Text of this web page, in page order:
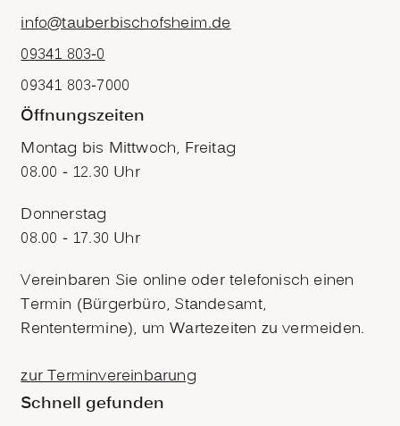
info@tauberbischofsheim.de
09341 803-0
09341 803-7000
Öffnungszeiten
Montag bis Mittwoch, Freitag
08.00 - 12.30 Uhr
Donnerstag
08.00 - 17.30 Uhr
Vereinbaren Sie online oder telefonisch einen
Termin (Bürgerbüro, Standesamt,
Rententermine), um Wartezeiten zu vermeiden.
zur Terminvereinbarung
Schnell gefunden